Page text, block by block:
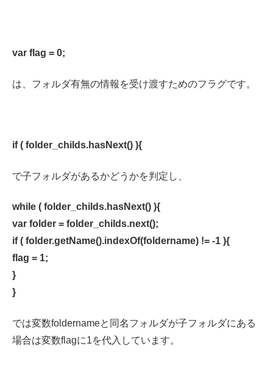
var flag = 0;
は、フォルダ有無の情報を受け渡すためのフラグです。
if ( folder_childs.hasNext() ){
で子フォルダがあるかどうかを判定し、
while ( folder_childs.hasNext() ){
var folder = folder_childs.next();
if ( folder.getName().indexOf(foldername) != -1 ){
flag = 1;
}
}
では変数foldernameと同名フォルダが子フォルダにある
場合は変数flagに1を代入しています。